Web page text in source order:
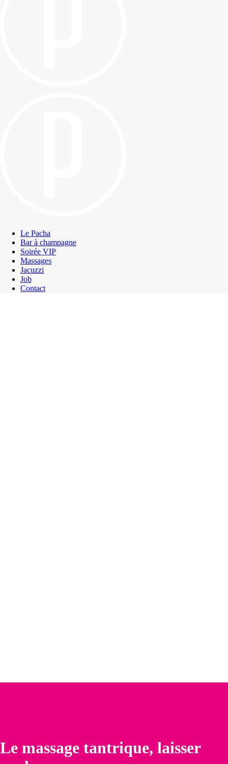
Le Pacha
Bar à champagne
Soirée VIP
Massages
Jacuzzi
Job
Contact
Le massage tantrique, laisser